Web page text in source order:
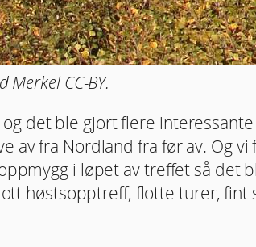
CC-BY.
det ble gjort flere
av fra Nordland fra før av. Og
i løpet av treffet så
høstsopptreff, flotte turer,